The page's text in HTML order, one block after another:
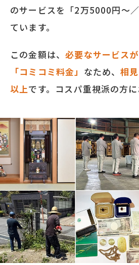
のサービスを「2万5000円～
ています。
この金額は、必要なサービス
「コミコミ料金」 なため、相
以上です。コスパ重視派の方に